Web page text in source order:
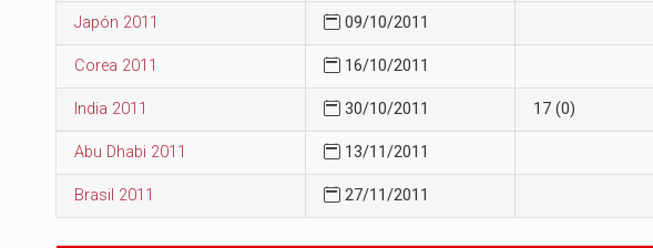
Japón 2011 09/10/2011
Corea 2011 16/10/2011
India 2011 30/10/2011 17 (0)
Abu Dhabi 2011 13/11/2011
Brasil 2011 27/11/2011